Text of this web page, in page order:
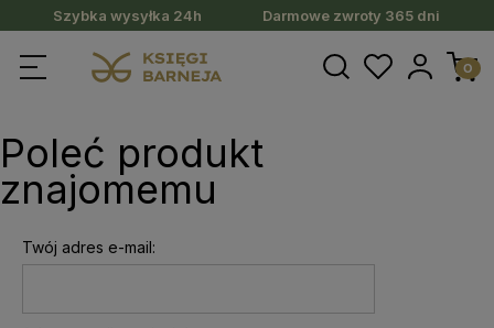
Szybka wysyłka 24h Darmowe zwroty 365 dni
Poleć produkt
znajomemu
Twój adres e-mail: